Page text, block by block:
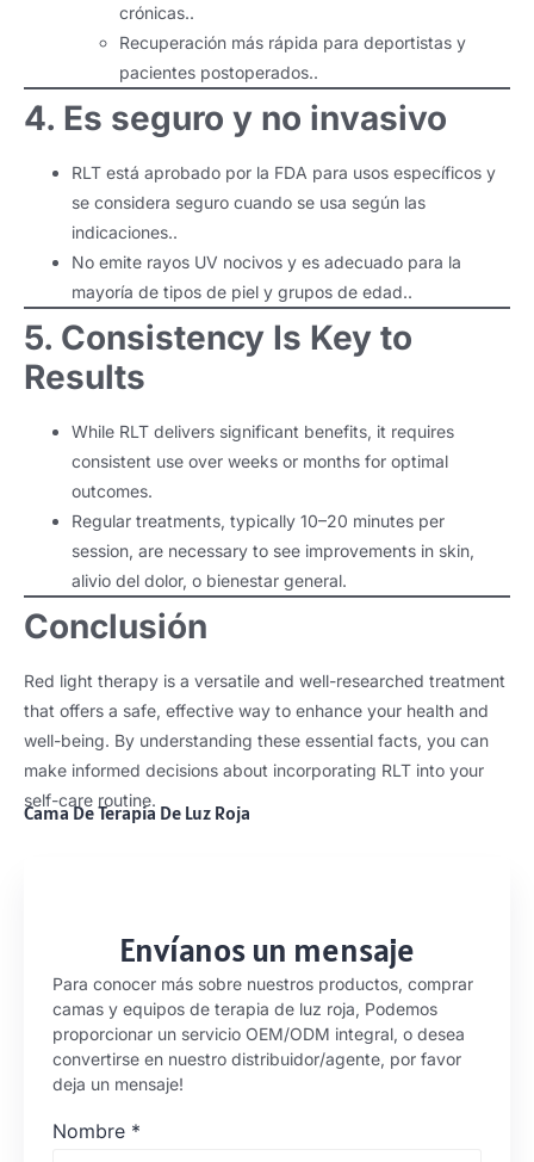
crónicas..
Recuperación más rápida para deportistas y
pacientes postoperados..
4. Es seguro y no invasivo
RLT está aprobado por la FDA para usos específicos y
se considera seguro cuando se usa según las
indicaciones..
No emite rayos UV nocivos y es adecuado para la
mayoría de tipos de piel y grupos de edad..
5. Consistency Is Key to
Results
While RLT delivers significant benefits, it requires
consistent use over weeks or months for optimal
outcomes.
Regular treatments, typically 10–20 minutes per
session, are necessary to see improvements in skin,
alivio del dolor, o bienestar general.
Conclusión
Red light therapy is a versatile and well-researched treatment
that offers a safe, effective way to enhance your health and
well-being. By understanding these essential facts, you can
make informed decisions about incorporating RLT into your
self-care routine.
Cama De Terapia De Luz Roja
Envíanos un mensaje
Para conocer más sobre nuestros productos, comprar
camas y equipos de terapia de luz roja, Podemos
proporcionar un servicio OEM/ODM integral, o desea
convertirse en nuestro distribuidor/agente, por favor
deja un mensaje!
Nombre *